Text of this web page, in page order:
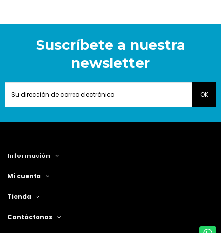
Suscríbete a nuestra
newsletter
Información
Mi cuenta
Tienda
Contáctanos